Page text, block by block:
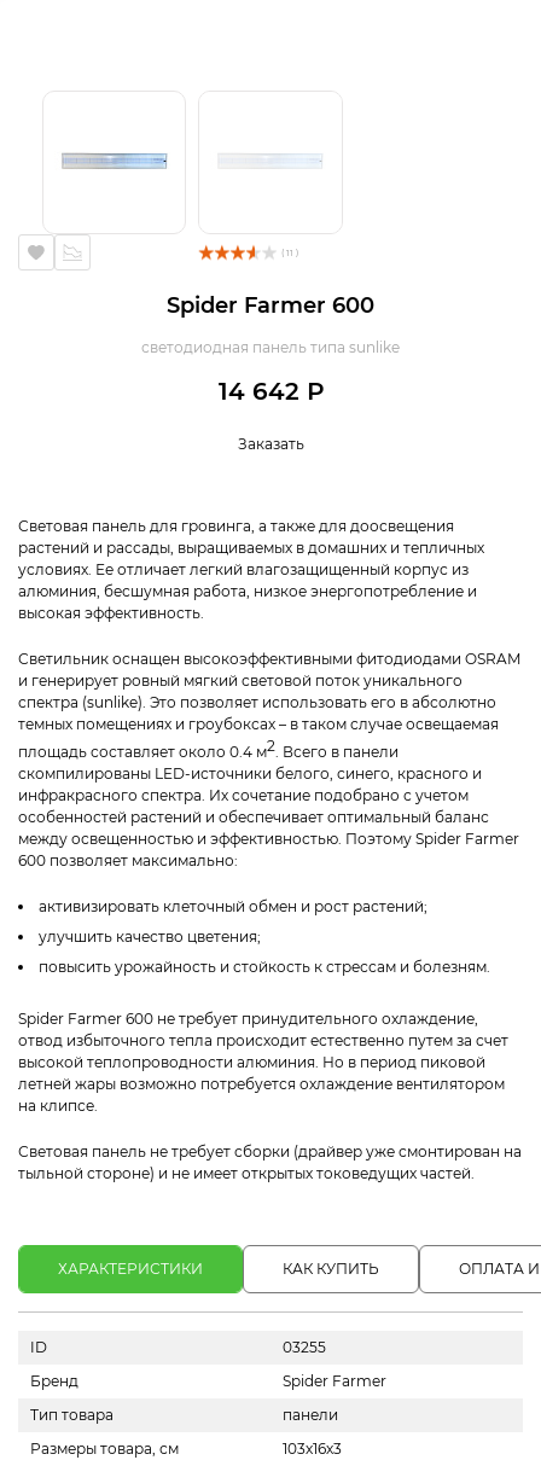
( 11 )
Spider Farmer 600
светодиодная панель типа sunlike
14 642 Р
Заказать
Световая панель для гровинга, а также для доосвещения
растений и рассады, выращиваемых в домашних и тепличных
условиях. Ее отличает легкий влагозащищенный корпус из
алюминия, бесшумная работа, низкое энергопотребление и
высокая эффективность.
Светильник оснащен высокоэффективными фитодиодами OSRAM
и генерирует ровный мягкий световой поток уникального
спектра (sunlike). Это позволяет использовать его в абсолютно
темных помещениях и гроубоксах – в таком случае освещаемая
площадь составляет около 0.4 м2. Всего в панели
скомпилированы LED-источники белого, синего, красного и
инфракрасного спектра. Их сочетание подобрано с учетом
особенностей растений и обеспечивает оптимальный баланс
между освещенностью и эффективностью. Поэтому Spider Farmer
600 позволяет максимально:
активизировать клеточный обмен и рост растений;
улучшить качество цветения;
повысить урожайность и стойкость к стрессам и болезням.
Spider Farmer 600 не требует принудительного охлаждение,
отвод избыточного тепла происходит естественно путем за счет
высокой теплопроводности алюминия. Но в период пиковой
летней жары возможно потребуется охлаждение вентилятором
на клипсе.
Световая панель не требует сборки (драйвер уже смонтирован на
тыльной стороне) и не имеет открытых токоведущих частей.
ХАРАКТЕРИСТИКИ КАК КУПИТЬ ОПЛАТА
ID
03255
Бренд
Spider Farmer
Тип товара
панели
Размеры товара, см
103х16х3